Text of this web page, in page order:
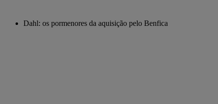
Dahl: os pormenores da aquisição pelo Benfica